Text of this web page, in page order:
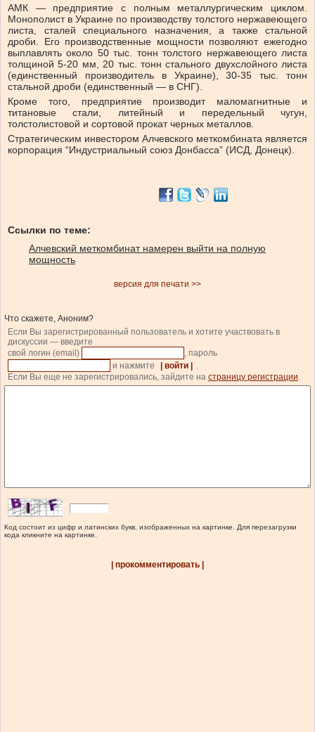
АМК — предприятие с полным металлургическим циклом.
Монополист в Украине по производству толстого нержавеющего
листа, сталей специального назначения, а также стальной
дроби. Его производственные мощности позволяют ежегодно
выплавлять около 50 тыс. тонн толстого нержавеющего листа
толщиной 5-20 мм, 20 тыс. тонн стального двухслойного листа
(единственный производитель в Украине), 30-35 тыс. тонн
стальной дроби (единственный — в СНГ).
Кроме того, предприятие производит маломагнитные и
титановые стали, литейный и передельный чугун,
толстолистовой и сортовой прокат черных металлов.
Стратегическим инвестором Алчевского меткомбината является
корпорация “Индустриальный союз Донбасса” (ИСД, Донецк).
Ссылки по теме:
Алчевский меткомбинат намерен выйти на полную
мощность
версия для печати >>
Что скажете, Аноним?
Если Вы зарегистрированный пользователь и хотите участвовать в
дискуссии — введите
свой логин (email)
, пароль
и нажмите
| войти |
.
Если Вы еще не зарегистрировались, зайдите на страницу регистрации.
Код состоит из цифр и латинских букв, изображенных на картинке. Для перезагрузки
кода кликните на картинке.
| прокомментировать |